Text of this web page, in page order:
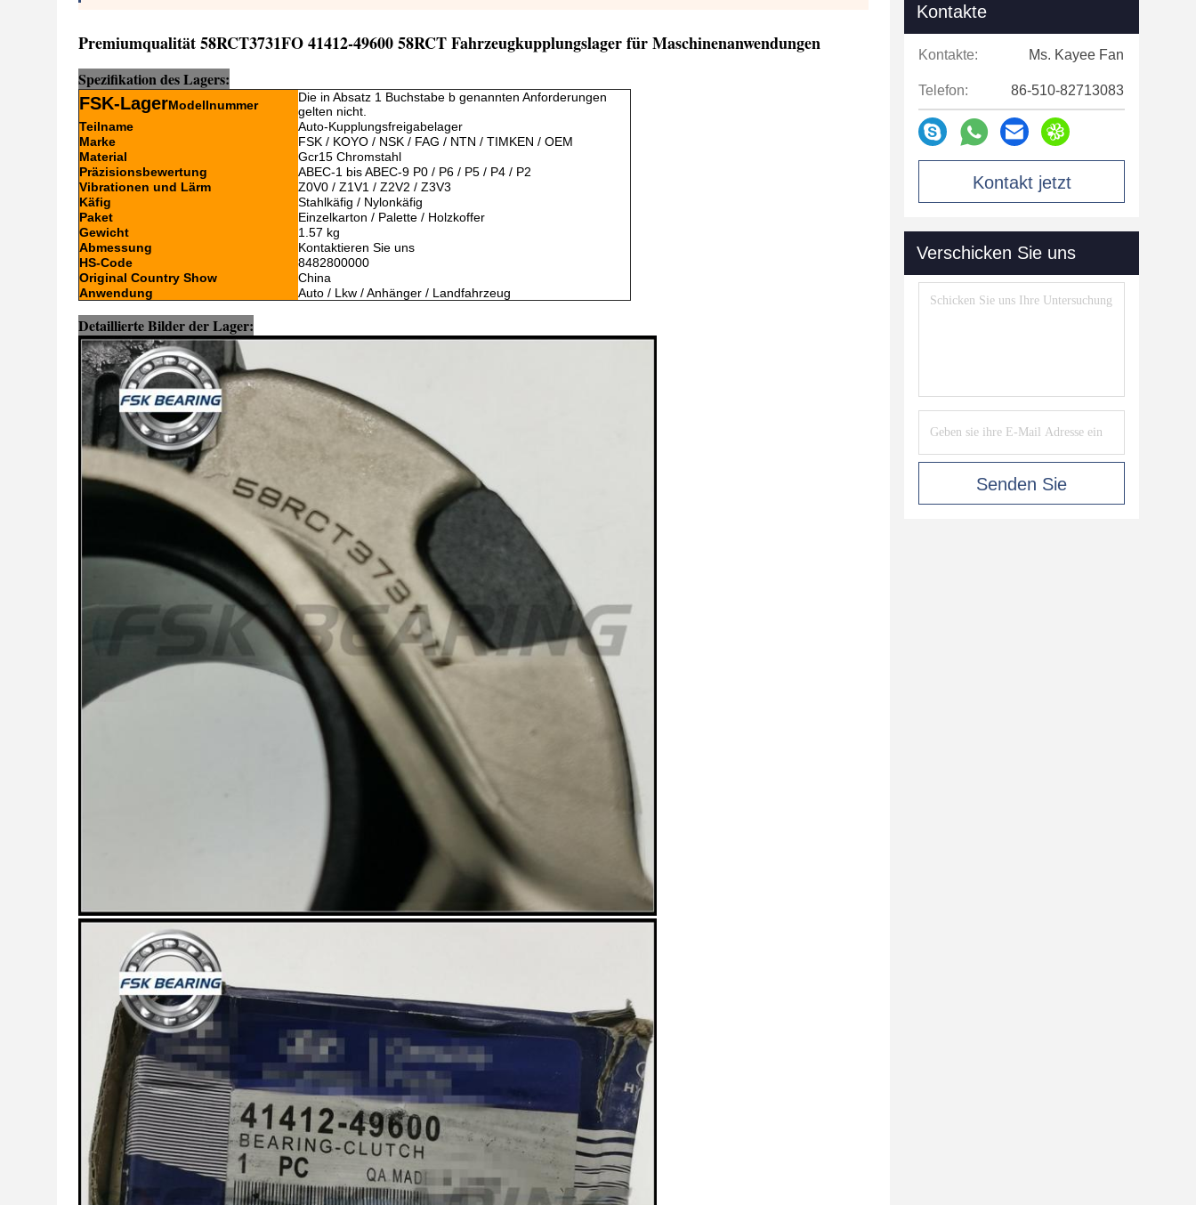
Premiumqualität 58RCT3731FO 41412-49600 58RCT Fahrzeugkupplungslager für Maschinenanwendungen
Spezifikation des Lagers:
FSK-LagerModellnummer
Die in Absatz 1 Buchstabe b genannten Anforderungen
gelten nicht.
Teilname
Auto-Kupplungsfreigabelager
Marke
FSK / KOYO / NSK / FAG / NTN / TIMKEN / OEM
Material
Gcr15 Chromstahl
Präzisionsbewertung
ABEC-1 bis ABEC-9 P0 / P6 / P5 / P4 / P2
Vibrationen und Lärm
Z0V0 / Z1V1 / Z2V2 / Z3V3
Käfig
Stahlkäfig / Nylonkäfig
Paket
Einzelkarton / Palette / Holzkoffer
Gewicht
1.57 kg
Abmessung
Kontaktieren Sie uns
HS-Code
8482800000
Original Country Show
China
Anwendung
Auto / Lkw / Anhänger / Landfahrzeug
Detaillierte Bilder der Lager:
Kontakte
Kontakte: Ms. Kayee Fan
Telefon: 86-510-82713083
Kontakt jetzt
Verschicken Sie uns
Senden Sie